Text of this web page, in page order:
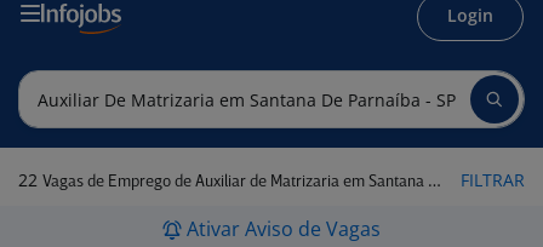
Login
22 Vagas de Emprego de Auxiliar de Matrizaria em Santana de Parnaíba - SP FILTRAR
Ativar Aviso de Vagas